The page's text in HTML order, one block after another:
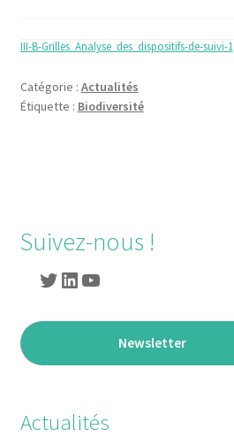
III-B-Grilles_Analyse_des_dispositifs-de-suivi-1
Catégorie : Actualités
Étiquette : Biodiversité
l’article
Suivez-nous !
Twitter
LinkedIn
YouTube
Newsletter
Actualités